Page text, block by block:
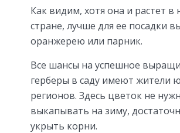
Как видим, хотя она и растет в
стране, лучше для ее посадки
оранжерею или парник.
Все шансы на успешное
герберы в саду имеют жители
регионов. Здесь цветок не
выкапывать на зиму,
укрыть корни.